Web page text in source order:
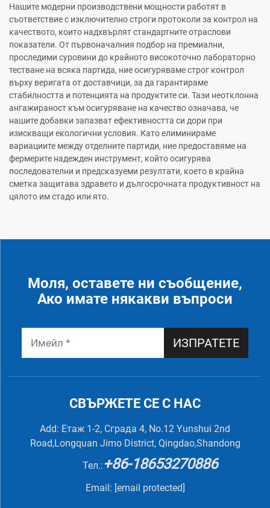
Нашите модерни производствени мощности работят в
съответствие с изключително строги протоколи за контрол на
качеството, които надхвърлят стандартните отраслови
показатели. От първоначалния подбор на премиални,
проследими суровини до крайното високоточно лабораторно
тестване на всяка партида, ние осигуряваме строг контрол
върху веригата от доставчици, за да гарантираме
стабилността и потенцията на продуктите си. Тази неотклонна
ангажираност към осигуряване на качество означава, че
нашите добавки запазват ефективността си дори при
изискващи екологични условия. Като елиминираме
вариациите между отделните партиди, ние предоставяме на
фермерите надежден инструмент, който осигурява
последователни и предсказуеми резултати, което в крайна
сметка защитава здравето и дългосрочната продуктивност на
цялото им стадо или ято.
Моля, оставете ни съобщение,
Ако имате някакви въпроси
ИЗПРАТЕТЕ
СВЪРЖЕТЕ СЕ С НАС
Add: Етаж 1-2, Сграда 4, No.12 Yunshui 2nd
Road,Longquan Jimo District, Qingdao,Shandong
Тел.:+86-18653270886
Email: [email protected]